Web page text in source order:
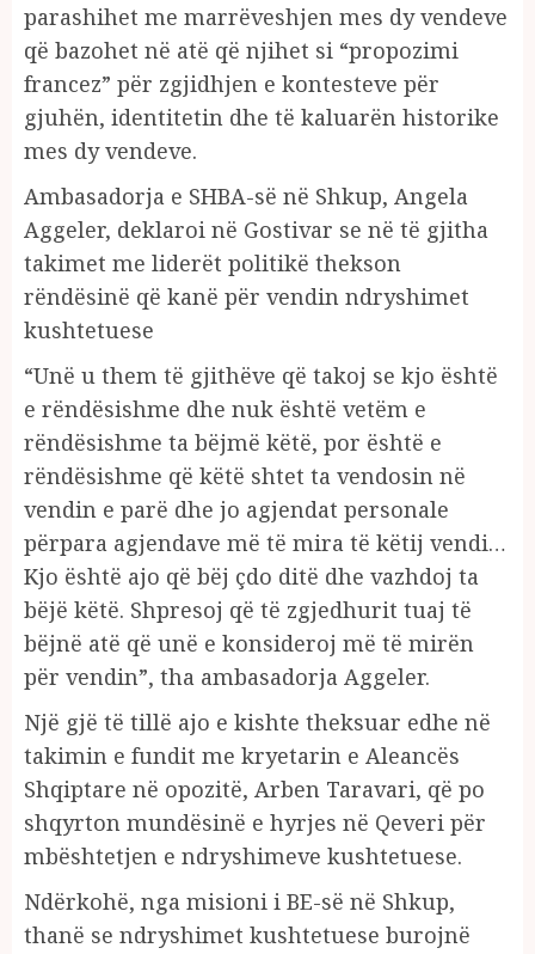
parashihet me marrëveshjen mes dy vendeve
që bazohet në atë që njihet si “propozimi
francez” për zgjidhjen e kontesteve për
gjuhën, identitetin dhe të kaluarën historike
mes dy vendeve.
Ambasadorja e SHBA-së në Shkup, Angela
Aggeler, deklaroi në Gostivar se në të gjitha
takimet me liderët politikë thekson
rëndësinë që kanë për vendin ndryshimet
kushtetuese
“Unë u them të gjithëve që takoj se kjo është
e rëndësishme dhe nuk është vetëm e
rëndësishme ta bëjmë këtë, por është e
rëndësishme që këtë shtet ta vendosin në
vendin e parë dhe jo agjendat personale
përpara agjendave më të mira të këtij vendi…
Kjo është ajo që bëj çdo ditë dhe vazhdoj ta
bëjë këtë. Shpresoj që të zgjedhurit tuaj të
bëjnë atë që unë e konsideroj më të mirën
për vendin”, tha ambasadorja Aggeler.
Një gjë të tillë ajo e kishte theksuar edhe në
takimin e fundit me kryetarin e Aleancës
Shqiptare në opozitë, Arben Taravari, që po
shqyrton mundësinë e hyrjes në Qeveri për
mbështetjen e ndryshimeve kushtetuese.
Ndërkohë, nga misioni i BE-së në Shkup,
thanë se ndryshimet kushtetuese burojnë